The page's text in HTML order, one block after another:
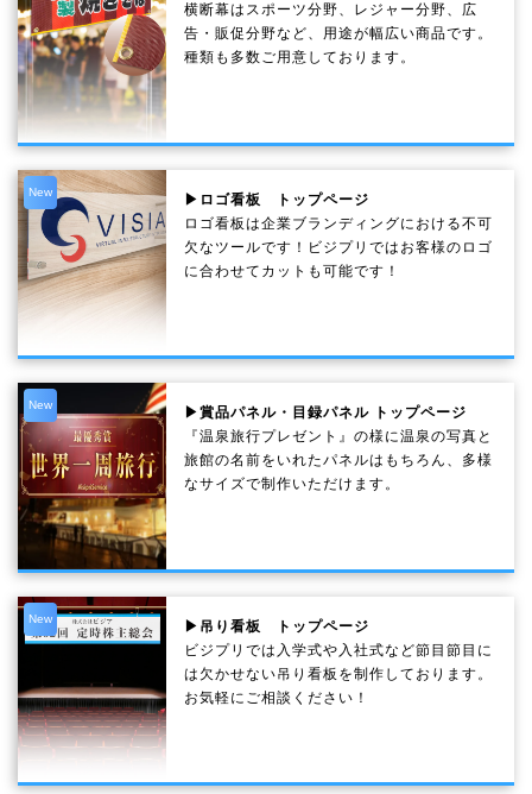
横断幕はスポーツ分野、レジャー分野、広
告・販促分野など、用途が幅広い商品です。
種類も多数ご用意しております。
New
▶ロゴ看板 トップページ
ロゴ看板は企業ブランディングにおける不可
欠なツールです！ビジプリではお客様のロゴ
に合わせてカットも可能です！
New
▶賞品パネル・目録パネル トップページ
『温泉旅行プレゼント』の様に温泉の写真と
旅館の名前をいれたパネルはもちろん、多様
なサイズで制作いただけます。
New
▶吊り看板 トップページ
ビジプリでは入学式や入社式など節目節目に
は欠かせない吊り看板を制作しております。
お気軽にご相談ください！